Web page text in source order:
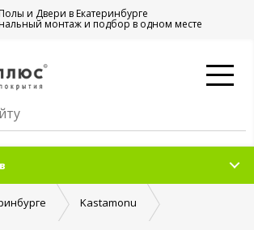
и Двери в Екатеринбурге
монтаж и подбор в одном месте
Kastamonu